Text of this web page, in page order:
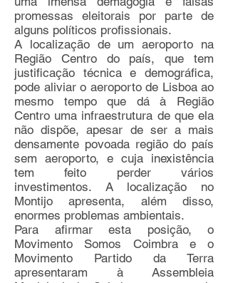
promessas eleitorais por parte de
alguns políticos profissionais.
A localização de um aeroporto na
Região Centro do país, que tem
justificação técnica e demográfica,
pode aliviar o aeroporto de Lisboa ao
mesmo tempo que dá à Região
Centro uma infraestrutura de que ela
não dispõe, apesar de ser a mais
densamente povoada região do país
sem aeroporto, e cuja inexistência
tem feito perder vários
investimentos. A localização no
Montijo apresenta, além disso,
enormes problemas ambientais.
Para afirmar esta posição, o
Movimento Somos Coimbra e o
Movimento Partido da Terra
apresentaram à Assembleia